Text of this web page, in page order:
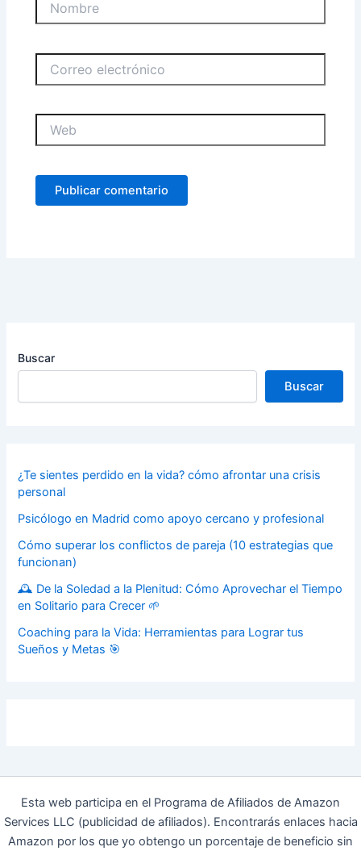
electrónico
Buscar
Buscar
¿Te sientes perdido en la vida? cómo afrontar una crisis
personal
Psicólogo en Madrid como apoyo cercano y profesional
Cómo superar los conflictos de pareja (10 estrategias que
funcionan)
🕰️ De la Soledad a la Plenitud: Cómo Aprovechar el Tiempo
en Solitario para Crecer 🌱
Coaching para la Vida: Herramientas para Lograr tus
Sueños y Metas 🎯
Esta web participa en el Programa de Afiliados de Amazon
Services LLC (publicidad de afiliados). Encontrarás enlaces hacia
Amazon por los que yo obtengo un porcentaje de beneficio sin